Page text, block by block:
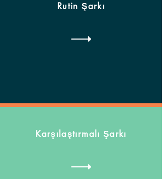
Rutin Şarkı
Karşılaştırmalı Şarkı